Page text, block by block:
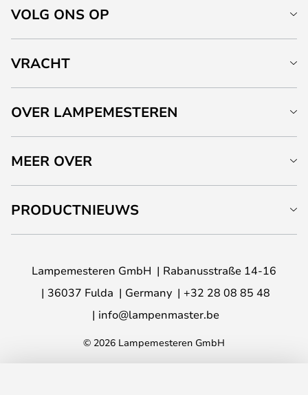
VOLG ONS OP
VRACHT
OVER LAMPEMESTEREN
MEER OVER
PRODUCTNIEUWS
Lampemesteren GmbH
Rabanusstraße 14-16
36037 Fulda
Germany
+32 28 08 85 48
info@lampenmaster.be
© 2026 Lampemesteren GmbH